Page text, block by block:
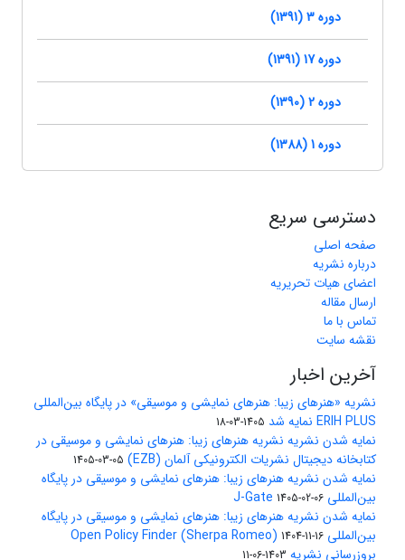
دوره 3 (1391)
دوره 17 (1391)
دوره 2 (1390)
دوره 1 (1388)
دسترسی سریع
صفحه اصلی
درباره نشریه
اعضای هیات تحریریه
ارسال مقاله
تماس با ما
نقشه سایت
آخرین اخبار
نشریه «هنرهای زیبا: هنرهای نمایشی و موسیقی» در پایگاه بین‌المللی
ERIH PLUS نمایه شد
1405-03-18
نمایه شدن نشریه نشریه هنرهای زیبا: هنرهای نمایشی و موسیقی در
کتابخانه دیجیتال نشریات الکترونیکی آلمان (EZB)
1405-03-05
نمایه شدن نشریه هنرهای زیبا: هنرهای نمایشی و موسیقی در پایگاه
بین‌المللی J-Gate 1405-02-06
نمایه شدن نشریه هنرهای زیبا: هنرهای نمایشی و موسیقی در پایگاه
بین‌المللی Open Policy Finder (Sherpa Romeo) 1404-11-16
بروزرسانی نشریه 1403-06-11